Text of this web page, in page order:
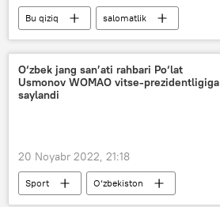
Bu qiziq
salomatlik
Shifokorlar tavsiyasi
O‘zbek jang san’ati rahbari Po‘lat
Usmonov WOMAO vitse-prezidentligiga
saylandi
20 Noyabr 2022, 21:18
Sport O‘zbekiston